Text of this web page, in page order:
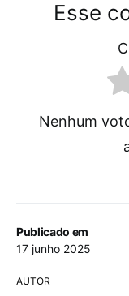
Publicado em
17 junho 2025
AUTOR
Esse
Nenhum